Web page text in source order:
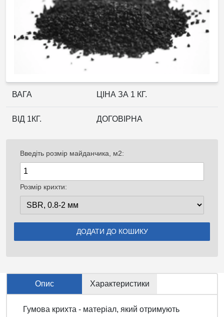
ВАГА ЦІНА ЗА 1 КГ.
ВІД 1КГ. ДОГОВІРНА
Введіть розмір майданчика, м2:
Розмір крихти:
Опис Характеристики
Гумова крихта - матеріал, який отримують